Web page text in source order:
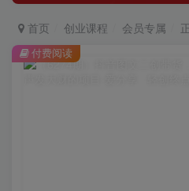
首页 创业课程 会员专属
付费阅读